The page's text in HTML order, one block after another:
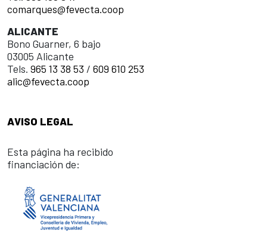
comarques@fevecta.coop
ALICANTE
Bono Guarner, 6 bajo
03005 Alicante
Tels. 965 13 38 53 / 609 610 253
alic@fevecta.coop
AVISO LEGAL
Esta página ha recibido
financiación de: